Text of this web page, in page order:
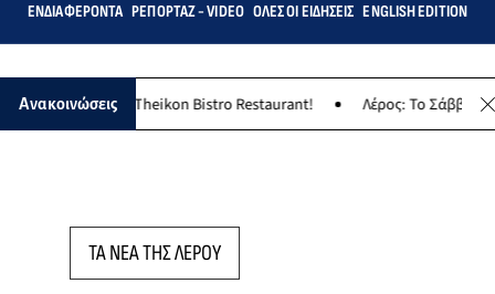
ΕΝΔΙΑΦΈΡΟΝΤΑ ΡΕΠΟΡΤΆΖ - VIDEO ΌΛΕΣ ΟΙ ΕΙΔΉΣΕΙΣ ENGLISH EDITION
Ανακοινώσεις
στο Theikon Bistro Restaurant! Λέρος: Το Σάββατο 8
ΤΑ ΝΕΑ ΤΗΣ ΛΕΡΟΥ